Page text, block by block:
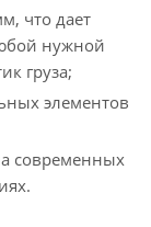
что дает
нужной
груза;
элементов
современных